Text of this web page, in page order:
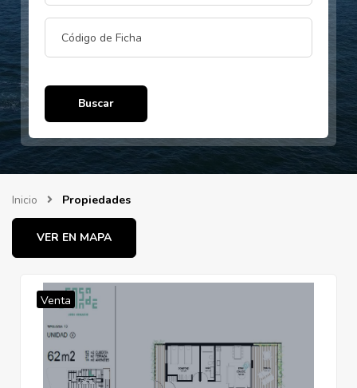
Buscar
Inicio Propiedades
VER EN MAPA
Venta